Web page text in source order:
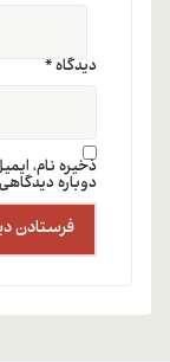
دیدگاه*
ذخیره نام،
دوباره